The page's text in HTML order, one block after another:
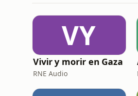
VY
Vivir y morir en Gaza
RNE Audio